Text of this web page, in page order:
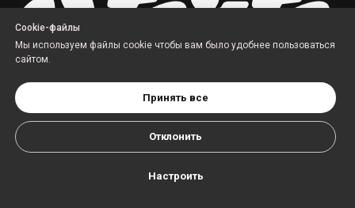
Cookie-файлы
Мы используем файлы cookie чтобы вам было удобнее пользоваться
сайтом.
Принять все
Отклонить
Настроить
© 2008-2025
Правила использования файлов cookie
Политика обработки персональных данных
ОБСУДИТЬ